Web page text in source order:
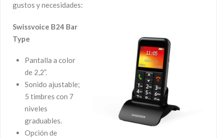
gustos y necesidades:
Swissvoice B24 Bar
Type
Pantalla a color
de 2,2”.
Sonido ajustable;
5 timbres con 7
niveles
graduables.
Opción de